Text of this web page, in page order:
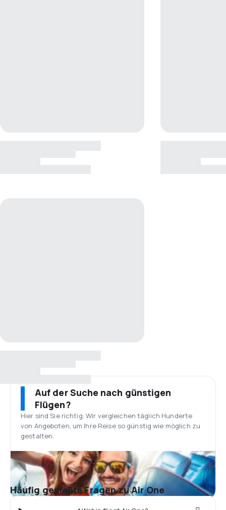
Auf der Suche nach günstigen
Flügen?
Hier sind Sie richtig. Wir vergleichen täglich Hunderte
von Angeboten, um Ihre Reise so günstig wie möglich zu
gestalten.
Häufig gestellte Fragen zu Air One